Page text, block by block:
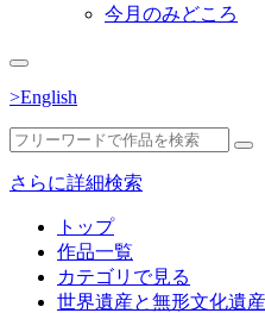
今月のみどころ
>English
さらに詳細検索
トップ
作品一覧
カテゴリで見る
世界遺産と無形文化遺産